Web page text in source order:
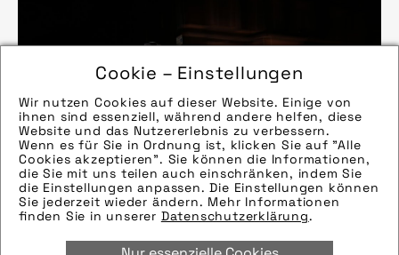
Cookie – Einstellungen
Wir nutzen Cookies auf dieser Website. Einige von
ihnen sind essenziell, während andere helfen, diese
Website und das Nutzererlebnis zu verbessern.
Wenn es für Sie in Ordnung ist, klicken Sie auf "Alle
Cookies akzeptieren". Sie können die Informationen,
die Sie mit uns teilen auch einschränken, indem Sie
die Einstellungen anpassen. Die Einstellungen können
Sie jederzeit wieder ändern. Mehr Informationen
finden Sie in unserer Datenschutzerklärung.